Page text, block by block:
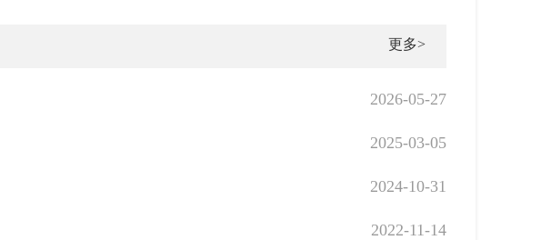
更多>
2026-05-27
2025-03-05
2024-10-31
2022-11-14